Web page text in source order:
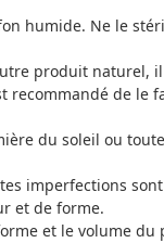
humide. Ne le
produit naturel,
de le
du soleil ou
imperfections
et de forme.
et le volume du